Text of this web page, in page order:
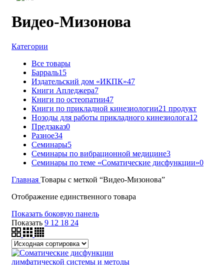
Видео-Мизонова
Категории
Все товары
Барраль15
Издательский дом «ИКПК»47
Книги Апледжера7
Книги по остеопатии47
Книги по прикладной кинезиологии21 продукт
Нозоды для работы прикладного кинезиолога12
Предзаказ0
Разное34
Семинары5
Семинары по вибрационной медицине3
Семинары по теме «Соматические дисфункции»0
Главная Товары с меткой “Видео-Мизонова”
Отображение единственного товара
Показать боковую панель
Показать 9 12 18 24